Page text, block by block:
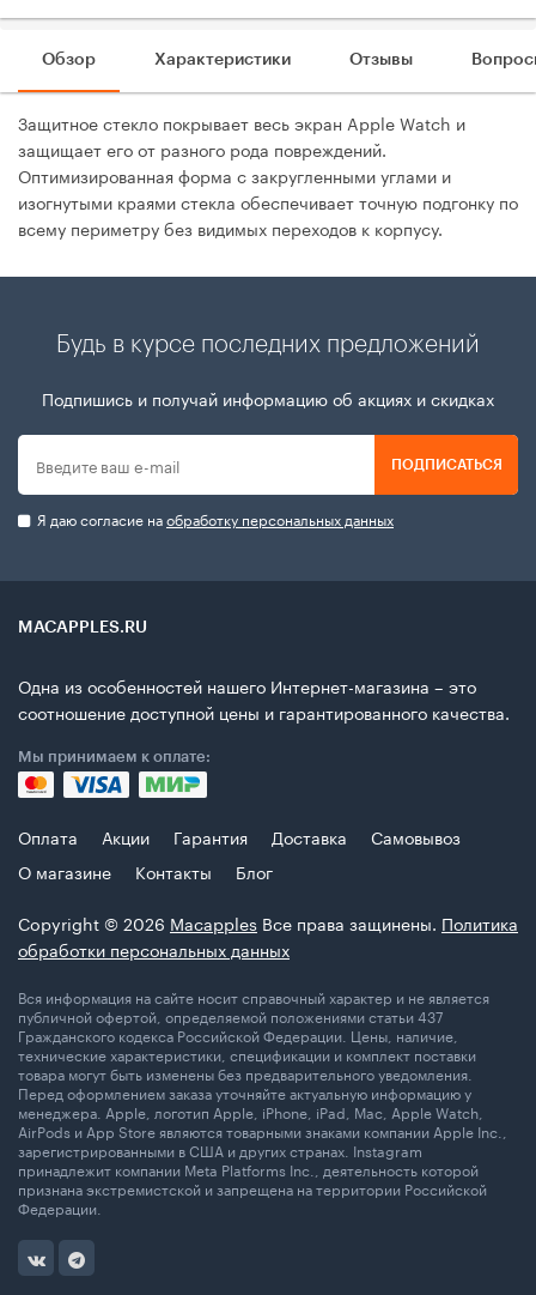
Обзор Характеристики Отзывы
Защитное стекло покрывает весь экран Apple Watch и
защищает его от разного рода повреждений.
Оптимизированная форма c закругленными углами и
изогнутыми краями стекла обеспечивает точную подгонку по
всему периметру без видимых переходов к корпусу.
Будь в курсе последних предложений
Подпишись и получай информацию об акциях и скидках
ПОДПИСАТЬСЯ
Я даю согласие наобработку персональных данных
MACAPPLES.RU
Одна из особенностей нашего Интернет-магазина – это
соотношение доступной цены и гарантированного качества.
Мы принимаем к оплате:
Оплата Акции Гарантия Доставка
Самовывоз
О магазине
Контакты
Блог
Copyright © 2026 Macapples Все права защинены. Политика
обработки персональных данных
Вся информация на сайте носит справочный характер и не является
публичной офертой, определяемой положениями статьи 437
Гражданского кодекса Российской Федерации. Цены, наличие,
технические характеристики, спецификации и комплект поставки
товара могут быть изменены без предварительного уведомления.
Перед оформлением заказа уточняйте актуальную информацию у
менеджера. Apple, логотип Apple, iPhone, iPad, Mac, Apple Watch,
AirPods и App Store являются товарными знаками компании Apple Inc.,
зарегистрированными в США и других странах. Instagram
принадлежит компании Meta Platforms Inc., деятельность которой
признана экстремистской и запрещена на территории Российской
Федерации.